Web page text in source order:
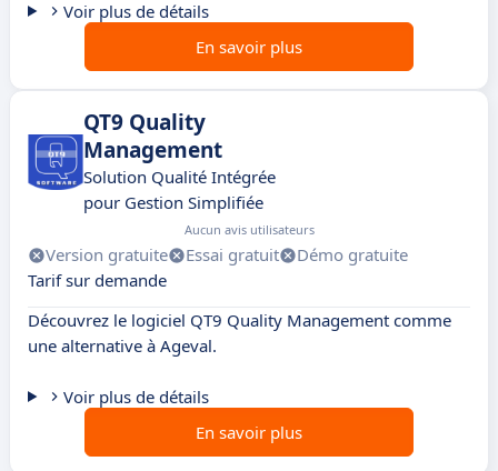
Voir plus de détails
En savoir plus
QT9 Quality
Management
Solution Qualité Intégrée
pour Gestion Simplifiée
Aucun avis utilisateurs
Version gratuite Essai gratuit
Démo gratuite
Tarif sur demande
Découvrez le logiciel QT9 Quality Management comme
une alternative à Ageval.
Voir plus de détails
En savoir plus